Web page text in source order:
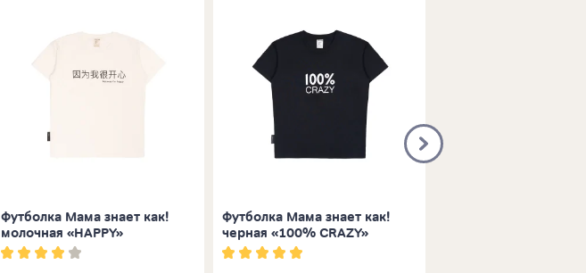
Футболка Мама знает как!
молочная «HAPPY»
Футболка Мама знает как!
черная «100% CRAZY»